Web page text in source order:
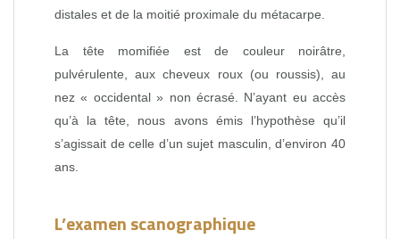
distales et de la moitié proximale du métacarpe.
La tête momifiée est de couleur noirâtre,
pulvérulente, aux cheveux roux (ou roussis), au
nez « occidental » non écrasé. N’ayant eu accès
qu’à la tête, nous avons émis l’hypothèse qu’il
s’agissait de celle d’un sujet masculin, d’environ 40
ans.
L’examen scanographique